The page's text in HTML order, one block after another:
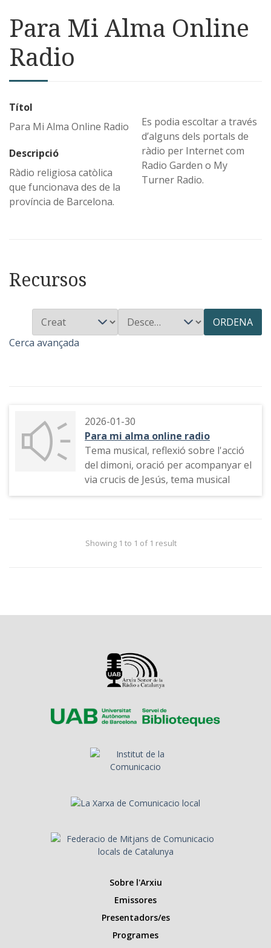
Para Mi Alma Online
Radio
Títol
Para Mi Alma Online Radio
Descripció
Ràdio religiosa catòlica
que funcionava des de la
província de Barcelona.
Es podia escoltar a través
d’alguns dels portals de
ràdio per Internet com
Radio Garden o My
Turner Radio.
Recursos
ORDENA
Cerca avançada
2026-01-30
Para mi alma online radio
Tema musical, reflexió sobre l'acció
del dimoni, oració per acompanyar el
via crucis de Jesús, tema musical
Showing 1 to 1 of 1 result
Sobre l'Arxiu
Emissores
Presentadors/es
Programes